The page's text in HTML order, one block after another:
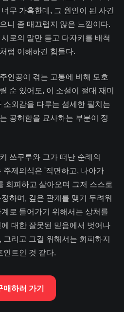
무 가혹한데, 그 원인이 된 사건
니 좀 매끄럽지 않은 느낌이다.
로의 말만 듣고 다자키를 배척
럼 이해하긴 힘들다.
인공이 겪는 고통에 비해 모호
순 있어도, 이 소설이 절대 재미
소외감을 다루는 섬세한 필치는
공허함을 묘사하는 부분이 정
쓰쿠루와 그가 떠난 순례의
주제의식은 '직면하고, 나아가
회피하고 살아오며 그저 스스로
하며, 깊은 관계를 맺기 두려워
로 들어가기 위해서는 상처를
대한 잘못된 믿음에서 벗어나
리고 그걸 위해서는 회피하지
인트인 것 같다.
매하러 가기